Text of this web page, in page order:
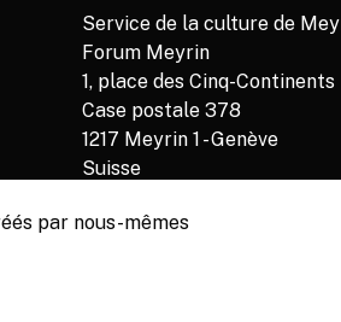
Service de la culture de
Forum Meyrin
1, place des Cinq-Continents
Case postale 378
1217 Meyrin 1 - Genève
Suisse
par nous-mêmes